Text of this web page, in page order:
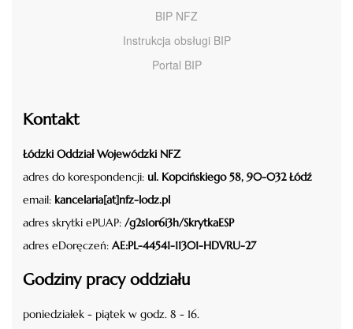
BIP NFZ
Instrukcja obsługi BIP
Portal BIP
Kontakt
Łódzki Oddział Wojewódzki NFZ
adres do korespondencji: ul. Kopcińskiego 58, 90-032 Łódź
email: kancelaria[at]nfz-lodz.pl
adres skrytki ePUAP: /g2s1or6i3h/SkrytkaESP
adres eDoręczeń: AE:PL-44541-11301-HDVRU-27
Godziny pracy oddziału
poniedziałek - piątek w godz. 8 - 16.